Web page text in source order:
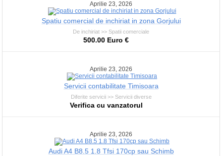
Aprilie 23, 2026
Spatiu comercial de inchiriat in zona Gorjului
De inchiriat >> Spatii comerciale
500.00 Euro €
Aprilie 23, 2026
Servicii contabilitate Timisoara
Diferite servicii >> Servicii diverse
Verifica cu vanzatorul
Aprilie 23, 2026
Audi A4 B8.5 1.8 Tfsi 170cp sau Schimb